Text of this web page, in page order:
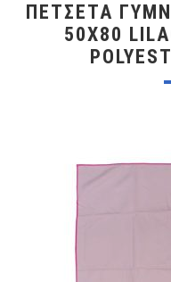
ΠΕΤΣΈΤΑ
50X80